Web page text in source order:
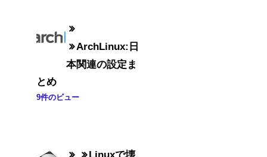
ArchLinux:日
本関連の設定ま
とめ
9件のビュー